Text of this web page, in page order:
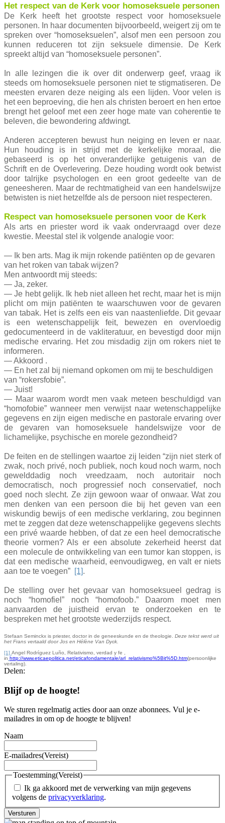
Het respect van de Kerk voor homoseksuele personen
De Kerk heeft het grootste respect voor homoseksuele
personen. In haar documenten bijvoorbeeld, weigert zij om te
spreken over “homoseksuelen”, alsof men een persoon zou
kunnen reduceren tot zijn seksuele dimensie. De Kerk
spreekt altijd van “homoseksuele personen”.
In alle lezingen die ik over dit onderwerp geef, vraag ik
steeds om homoseksuele personen niet te stigmatiseren. De
meesten ervaren deze neiging als een lijden. Voor velen is
het een beproeving, die hen als christen beroert en hen ertoe
brengt het geloof met een zeer hoge mate van coherentie te
beleven, die bewondering afdwingt.
Anderen accepteren bewust hun neiging en leven er naar.
Hun houding is in strijd met de kerkelijke moraal, die
gebaseerd is op het onveranderlijke getuigenis van de
Schrift en de Overlevering. Deze houding wordt ook betwist
door talrijke psychologen en een groot gedeelte van de
geneesheren. Maar de rechtmatigheid van een handelswijze
betwisten is niet hetzelfde als de persoon niet respecteren.
Respect van homoseksuele personen voor de Kerk
Als arts en priester word ik vaak ondervraagd over deze
kwestie. Meestal stel ik volgende analogie voor:
— Ik ben arts. Mag ik mijn rokende patiënten op de gevaren
van het roken van tabak wijzen?
Men antwoordt mij steeds:
— Ja, zeker.
— Je hebt gelijk. Ik heb niet alleen het recht, maar het is mijn
plicht om mijn patiënten te waarschuwen voor de gevaren
van tabak. Het is zelfs een eis van naastenliefde. Dit gevaar
is een wetenschappelijk feit, bewezen en overvloedig
gedocumenteerd in de vakliteratuur, en bevestigd door mijn
medische ervaring. Het zou misdadig zijn om rokers niet te
informeren.
— Akkoord .
— En het zal bij niemand opkomen om mij te beschuldigen
van “rokersfobie”.
— Juist!
— Maar waarom wordt men vaak meteen beschuldigd van
“homofobie” wanneer men verwijst naar wetenschappelijke
gegevens en zijn eigen medische en pastorale ervaring over
de gevaren van homoseksuele handelswijze voor de
lichamelijke, psychische en morele gezondheid?
De feiten en de stellingen waartoe zij leiden “zijn niet sterk of
zwak, noch privé, noch publiek, noch koud noch warm, noch
gewelddadig noch vreedzaam, noch autoritair noch
democratisch, noch progressief noch conservatief, noch
goed noch slecht. Ze zijn gewoon waar of onwaar. Wat zou
men denken van een persoon die bij het geven van een
wiskundig bewijs of een medische verklaring, zou beginnen
met te zeggen dat deze wetenschappelijke gegevens slechts
een privé waarde hebben, of dat ze een heel democratische
theorie vormen? Als er een absolute zekerheid heerst dat
een molecule de ontwikkeling van een tumor kan stoppen, is
dat een medische waarheid, eenvoudigweg, en valt er niets
aan toe te voegen” [1].
De stelling over het gevaar van homoseksueel gedrag is
noch “homofiel” noch “homofoob.” Daarom moet men
aanvaarden de juistheid ervan te onderzoeken en te
bespreken met het grootste wederzijds respect.
Stefaan Seminckx is priester, doctor in de geneeskunde en de theologie. Deze tekst werd uit
het Frans vertaald door Jos en Hélène Van Dyck.
[1] Angel Rodríguez Luño, Relativismo, verdad y fe ,
in http://www.eticaepolitica.net/eticafondamentale/arl_relativismo%5Bit%5D.htm(persoonlijke
vertaling).
Delen:
Blijf op de hoogte!
We sturen regelmatig acties door aan onze abonnees. Vul je e-
mailadres in om op de hoogte te blijven!
Naam
E-mailadres(Vereist)
Toestemming(Vereist)
Ik ga akkoord met de verwerking van mijn gegevens
volgens de privacyverklaring.
Versturen